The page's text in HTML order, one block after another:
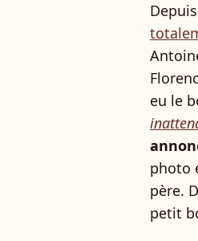
eu le
photo
père.
petit